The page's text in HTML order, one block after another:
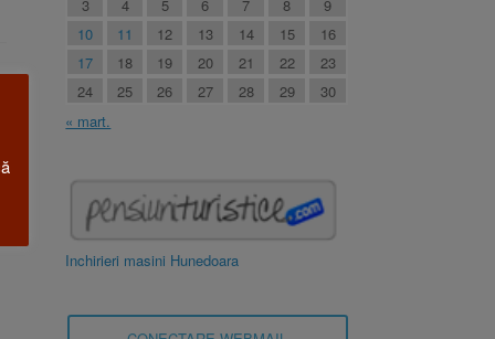
3
4 5 6 7 8
9
10
11 12 13 14 15
16
17
18 19 20 21 22
23
24
25 26 27 28 29
30
« mart.
Inchirieri masini Hunedoara